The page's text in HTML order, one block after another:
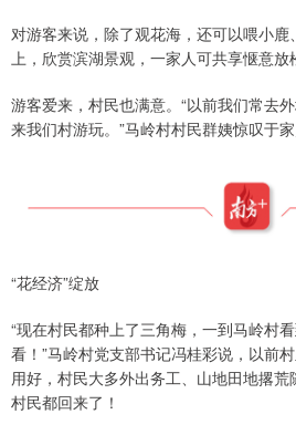
对游客来说，除了观花海，还可以喂小
上，欣赏滨湖景观，一家人可共享惬意放
游客爱来，村民也满意。“以前我们常去
来我们村游玩。”马岭村村民群姨惊叹于家
“花经济”绽放
“现在村民都种上了三角梅，一到马岭村
看！”马岭村党支部书记冯桂彩说，以前
用好，村民大多外出务工、山地田地撂荒
村民都回来了！